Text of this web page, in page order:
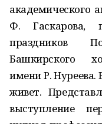
академического
Ф. Гаскарова,
праздников
Башкирского
имени Р. Нуреева.
живет.
выступление